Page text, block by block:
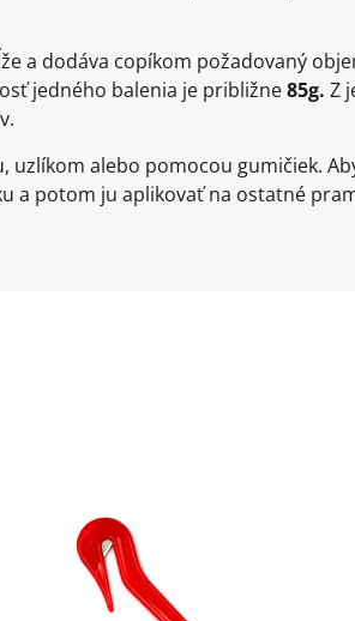
a dodáva copíkom požadovaný
jedného balenia je približne85g. Z
alebo pomocou gumičiek.
a potom ju aplikovať na ostatné